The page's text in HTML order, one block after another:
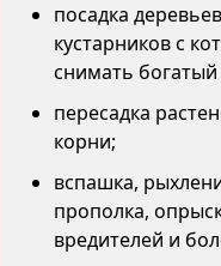
посадка
кустарников с
снимать
пересадка
корни;
вспашка,
прополка,
вредителей и